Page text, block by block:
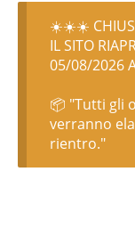
☀️☀️☀️
IL SITO
05/08/2026
📦 "Tutti gli
verranno
rientro."